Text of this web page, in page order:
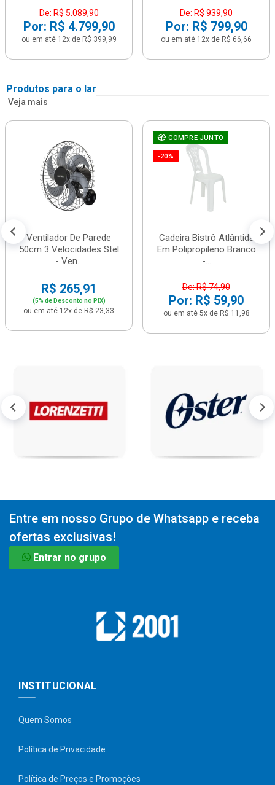
De: R$ 5.089,90
Por: R$ 4.799,90
ou em até 12x de R$ 399,99
De: R$ 939,90
Por: R$ 799,90
ou em até 12x de R$ 66,66
Produtos para o lar
Veja mais
Ventilador De Parede
50cm 3 Velocidades Stel
- Ven...
R$ 265,91
(5% de Desconto no PIX)
ou em até 12x de R$ 23,33
COMPRE JUNTO
-20%
Cadeira Bistrô Atlântida
Em Polipropileno Branco
-...
De: R$ 74,90
Por: R$ 59,90
ou em até 5x de R$ 11,98
Entre em nosso Grupo de Whatsapp e receba
ofertas exclusivas!
Entrar no grupo
INSTITUCIONAL
Quem Somos
Política de Privacidade
Política de Preços e Promoções